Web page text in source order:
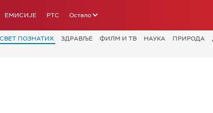
ЕМИСИЈЕ РТС Остало
СВЕТ ПОЗНАТИХ ЗДРАВЉЕ ФИЛМ И ТВ НАУКА ПРИРОДА